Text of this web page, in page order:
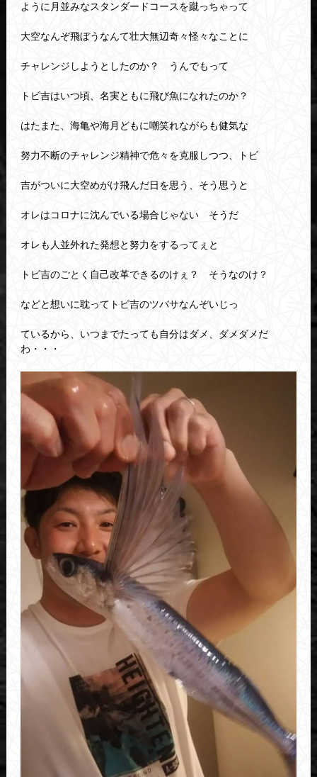
ように月並みなスタンダードコースを蹴っちゃって
大空なんぞ飛ぼうなんて壮大無辺奇々怪々なことに
チャレンジしようとしたのか？ うんでもって
トビ吉はいつ頃、名実ともに飛び魚になれたのか？
はたまた、海亀や海月どもに嘲笑れながらも健気な
努力不断のチャレンジ精神で危々を克服しつつ、トビ
吉がついに大空めがけ飛んだ日を思う、そう思うと
オレはコロナに沈んでいる場合じゃない そうだ
オレも人並外れた発想と努力をするってぇと
トビ吉のごとく自己改革できるのけぇ？ そうなのけ？
などと想いに耽ってトビ吉のツバサなんぞいじっ
ているから、いつまでたっても自分はダメ、ダメダメだ
わ・・・